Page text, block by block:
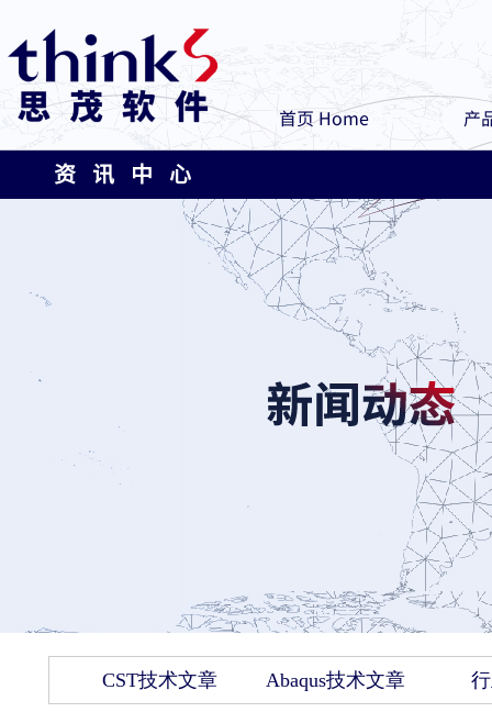
首页 Home 产
资 讯 中 心
CST技术文章 Abaqus技术文章